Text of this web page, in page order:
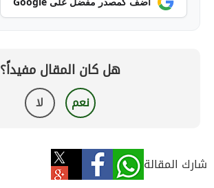
هل كان المقال مفيداً؟
نعم لا
شارك المقالة